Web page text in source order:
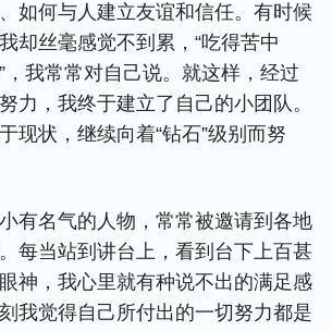
如何与人建立友谊和信任。有时候
却丝毫感觉不到累，“吃得苦中
，我常常对自己说。就这样，经过
力，我终于建立了自己的小团队。
现状，继续向着“钻石”级别而努
有名气的人物，常常被邀请到各地
每当站到讲台上，看到台下上百甚
神，我心里就有种说不出的满足感
我觉得自己所付出的一切努力都是